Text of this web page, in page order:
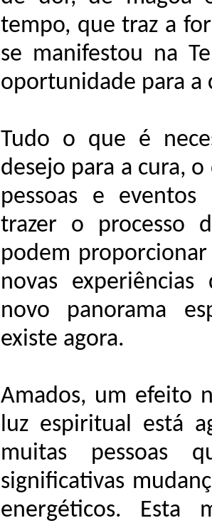
tempo, que traz a
se manifestou na
oportunidade para a
Tudo o que é
desejo para a cura,
pessoas e eventos
trazer o processo
podem
novas
novo panorama
existe agora.
Amados, um efeito
luz espiritual está
muitas pessoas
significativas
energéticos. Esta